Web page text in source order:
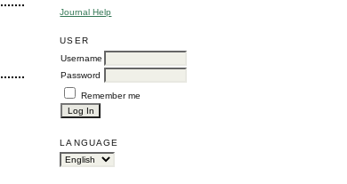
Journal Help
USER
Username
Password
Remember me
LANGUAGE